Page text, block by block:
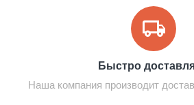
Быстро
Наша компания производит